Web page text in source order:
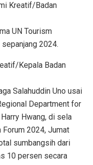
Kreatif/Badan
UN Tourism
2024.
Kepala Badan
Salahuddin Uno usai
Department for
Hwang, di sela
Forum 2024, Jumat
sumbangsih dari
10 persen secara